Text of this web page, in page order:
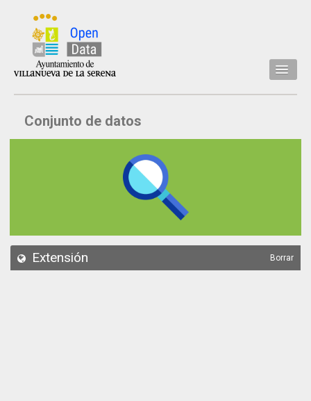
Inicio
Datos
API
Conjunto de datos
Extensión Borrar